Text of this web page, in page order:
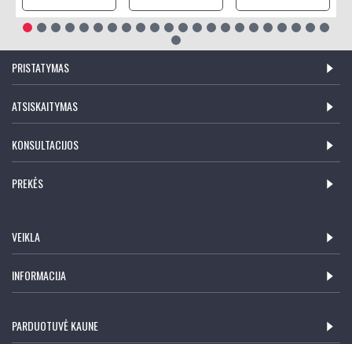
PRISTATYMAS
ATSISKAITYMAS
KONSULTACIJOS
PREKĖS
VEIKLA
INFORMACIJA
PARDUOTUVĖ KAUNE